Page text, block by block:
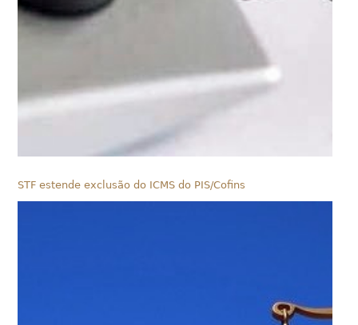
STF estende exclusão do ICMS do PIS/Cofins